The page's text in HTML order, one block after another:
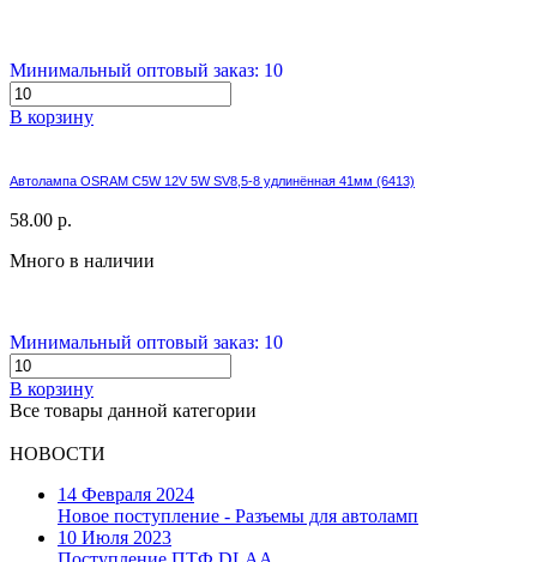
Минимальный оптовый заказ: 10
В корзину
Автолампа OSRAM C5W 12V 5W SV8,5-8 удлинённая 41мм (6413)
58.00 р.
Много в наличии
Минимальный оптовый заказ: 10
В корзину
Все товары данной категории
НОВОСТИ
14 Февраля 2024
Новое поступление - Разъемы для автоламп
10 Июля 2023